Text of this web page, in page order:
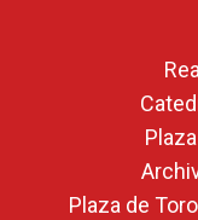
Plaza de